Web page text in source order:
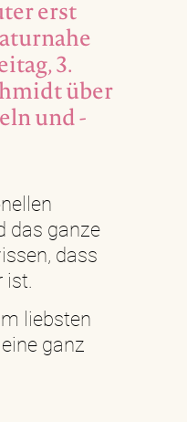
erst
3.
über
und -
das ganze
dass
liebsten
ganz